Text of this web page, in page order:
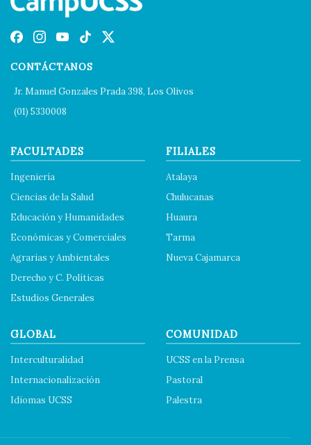
CONTÁCTANOS
Jr. Manuel Gonzales Prada 398, Los Olivos
(01) 5330008
FACULTADES
Ingeniería
Ciencias de la Salud
Educación y Humanidades
Económicas y Comerciales
Agrarias y Ambientales
Derecho y C. Políticas
Estudios Generales
FILIALES
Atalaya
Chulucanas
Huaura
Tarma
Nueva Cajamarca
GLOBAL
Interculturalidad
Internacionalización
Idiomas UCSS
COMUNIDAD
UCSS en la Prensa
Pastoral
Palestra